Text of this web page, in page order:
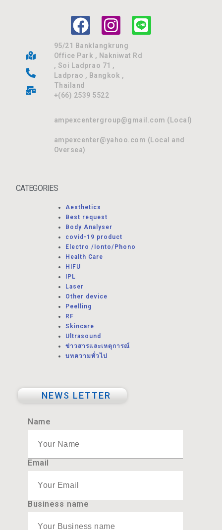
95/21 Banklangkrung
Office Park , Nakniwat Rd
, Soi Ladprao 71 ,
Ladprao , Bangkok ,
Thailand
+(66) 2539 5522
ampexcentergroup@gmail.com (Local)
ampexcenter@yahoo.com (Local and
Oversea)
CATEGORIES
Aesthetics
Best request
Body Analyser
covid-19 product
Electro /Ionto/Phono
Health Care
HIFU
IPL
Laser
Other device
Peelling
RF
Skincare
Ultrasound
ข่าวสารและเหตุการณ์
บทความทั่วไป
NEWS LETTER
Name
Email
Business name